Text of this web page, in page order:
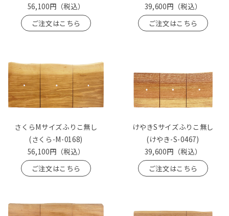
56,100円 （税込）
ご注文はこちら
39,600円 （税込）
ご注文はこちら
さくらMサイズふりこ無し
(さくら-M-0168)
56,100円 （税込）
ご注文はこちら
けやきSサイズふりこ無し
(けやき-S-0467)
39,600円 （税込）
ご注文はこちら